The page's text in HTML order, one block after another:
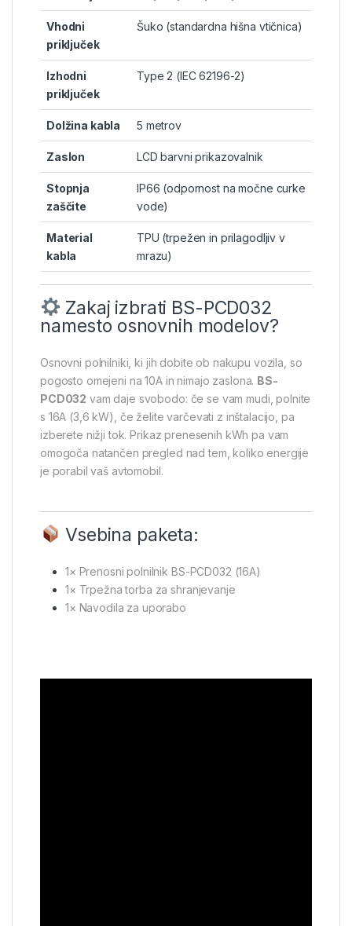
Vhodni
priključek
Šuko (standardna hišna vtičnica)
Izhodni
priključek
Type 2 (IEC 62196-2)
Dolžina kabla 5 metrov
Zaslon LCD barvni prikazovalnik
Stopnja
zaščite
IP66 (odpornost na močne curke
vode)
Material
kabla
TPU (trpežen in prilagodljiv v
mrazu)
Zakaj izbrati BS-PCD032
namesto osnovnih modelov?
Osnovni polnilniki, ki jih dobite ob nakupu vozila, so
pogosto omejeni na 10A in nimajo zaslona. BS-
PCD032 vam daje svobodo: če se vam mudi, polnite
s 16A (3,6 kW), če želite varčevati z inštalacijo, pa
izberete nižji tok. Prikaz prenesenih kWh pa vam
omogoča natančen pregled nad tem, koliko energije
je porabil vaš avtomobil.
Vsebina paketa:
1× Prenosni polnilnik BS-PCD032 (16A)
1× Trpežna torba za shranjevanje
1× Navodila za uporabo